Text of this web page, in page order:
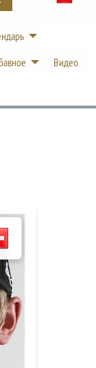
Видео